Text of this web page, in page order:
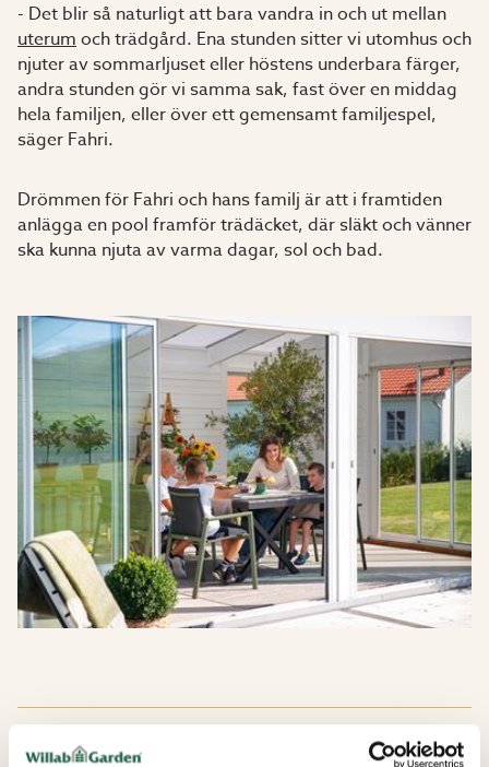
- Det blir så naturligt att bara vandra in och ut mellan
uterumoch trädgård. Ena stunden sitter vi utomhus och
njuter av sommarljuset eller höstens underbara färger,
andra stunden gör vi samma sak, fast över en middag
hela familjen, eller över ett gemensamt familjespel,
säger Fahri.
Drömmen för Fahri och hans familj är att i framtiden
anlägga en pool framför trädäcket, där släkt och vänner
ska kunna njuta av varma dagar, sol och bad.